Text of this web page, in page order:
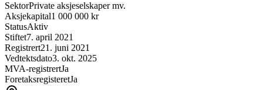
SektorPrivate aksjeselskaper mv.
Aksjekapital1 000 000 kr
StatusAktiv
Stiftet7. april 2021
Registrert21. juni 2021
Vedtektsdato3. okt. 2025
MVA-registrertJa
ForetaksregisteretJa